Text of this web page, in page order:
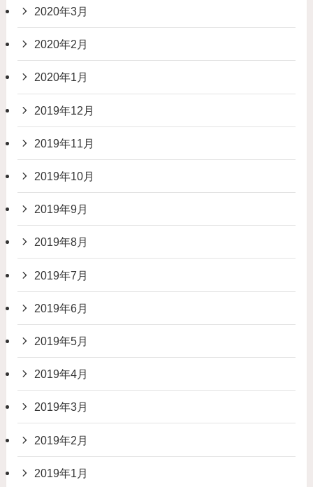
2020年3月
2020年2月
2020年1月
2019年12月
2019年11月
2019年10月
2019年9月
2019年8月
2019年7月
2019年6月
2019年5月
2019年4月
2019年3月
2019年2月
2019年1月